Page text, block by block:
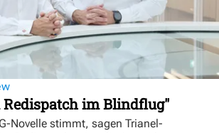
im Blindflug"
Novelle stimmt, sagen Trianel-